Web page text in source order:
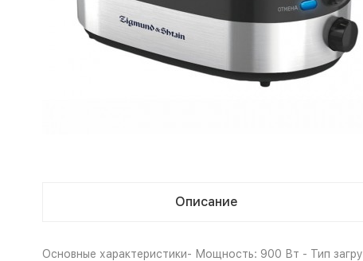
Описание
Основные характеристики- Мощность: 900 Вт - Тип